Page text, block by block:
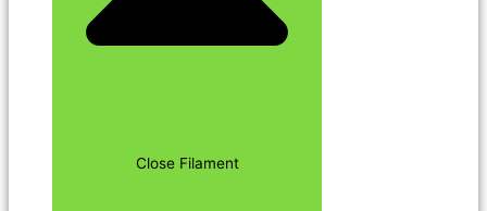
Close Filament